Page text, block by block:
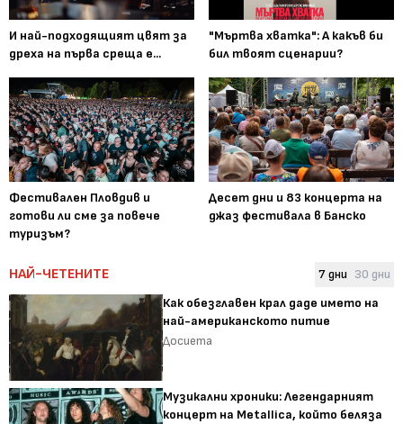
И най-подходящият цвят за
дреха на първа среща е...
"Мъртва хватка": А какъв би
бил твоят сценарии?
Фестивален Пловдив и
готови ли сме за повече
туризъм?
Десет дни и 83 концерта на
джаз фестивала в Банско
НАЙ-ЧЕТЕНИТЕ 7 дни 30 дни
Как обезглавен крал даде името на
най-американското питие
Досиета
Музикални хроники: Легендарният
концерт на Metallica, който беляза